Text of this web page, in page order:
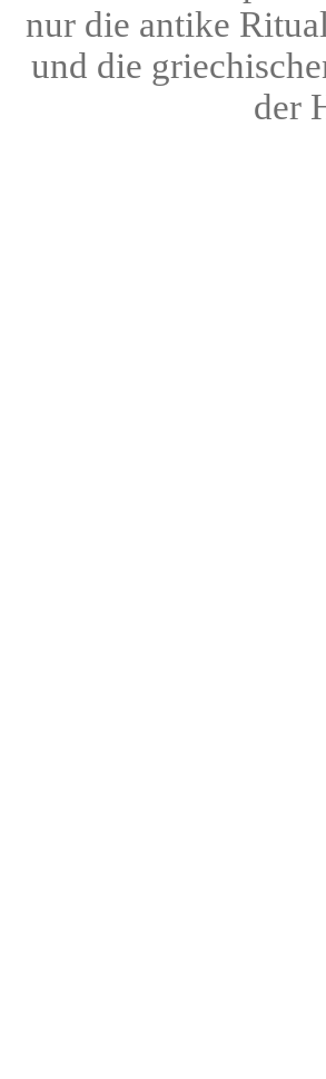
nur die antike
und die
der